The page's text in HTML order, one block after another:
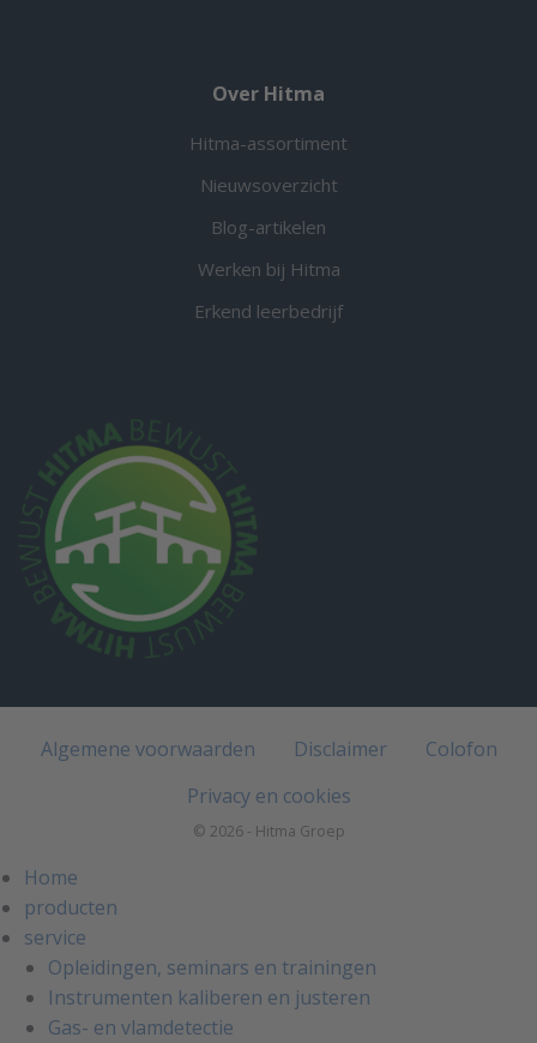
Over Hitma
Hitma-assortiment
Nieuwsoverzicht
Blog-artikelen
Werken bij Hitma
Erkend leerbedrijf
Algemene voorwaarden Disclaimer
Colofon
Privacy en cookies
© 2026 - Hitma Groep
Home
producten
service
Opleidingen, seminars en trainingen
Instrumenten kaliberen en justeren
Gas- en vlamdetectie